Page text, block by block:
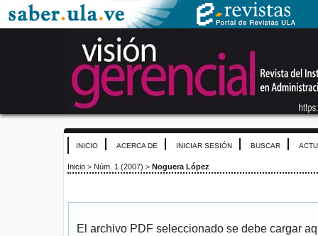
INICIO ACERCA DE INICIAR SESIÓN BUSCAR
Inicio > Núm. 1 (2007) > Noguera López
El archivo PDF seleccionado se debe cargar